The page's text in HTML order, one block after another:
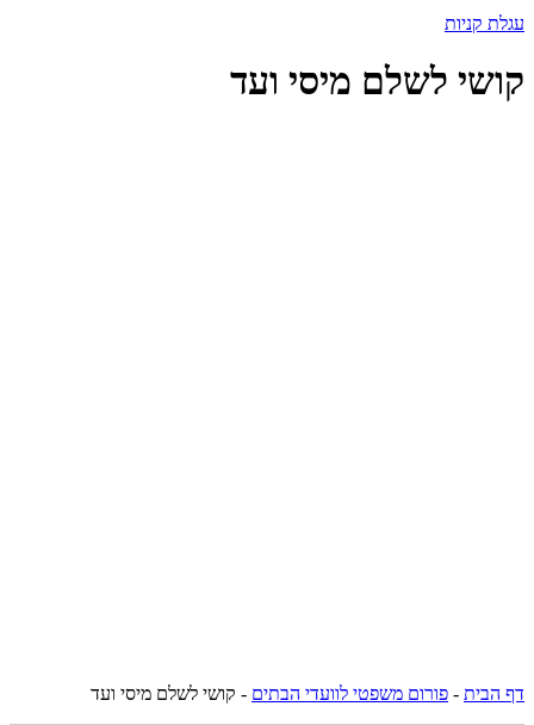
עגלת קניות
קושי לשלם מיסי ועד
דף הבית - פורום משפטי לוועדי הבתים - קושי לשלם מיסי ועד